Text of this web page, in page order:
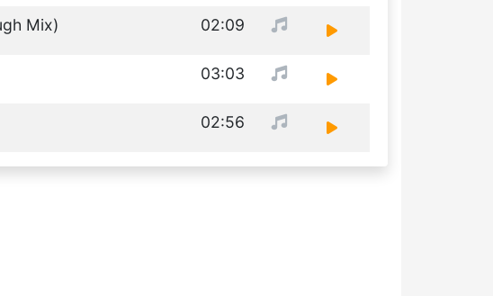
Mix) 02:09
03:03
02:56